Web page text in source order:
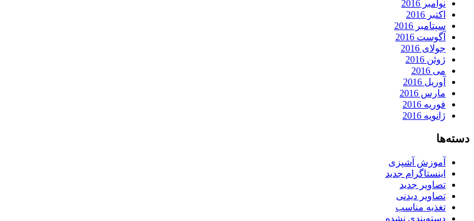
نوامبر 2016
اکتبر 2016
سپتامبر 2016
آگوست 2016
جولای 2016
ژوئن 2016
می 2016
آوریل 2016
مارس 2016
فوریه 2016
ژانویه 2016
دسته‌ها
آموزش آشپزی
اینستاگرام جدید
تصاویر جدید
تصاویر دیدنی
تغذیه مناسب
دسته‌بندی نشده